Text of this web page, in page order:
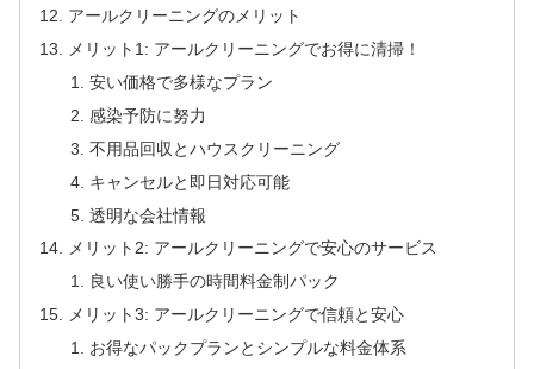
アールクリーニングのメリット
メリット1: アールクリーニングでお得に清掃！
安い価格で多様なプラン
感染予防に努力
不用品回収とハウスクリーニング
キャンセルと即日対応可能
透明な会社情報
メリット2: アールクリーニングで安心のサービス
良い使い勝手の時間料金制パック
メリット3: アールクリーニングで信頼と安心
お得なパックプランとシンプルな料金体系